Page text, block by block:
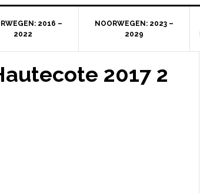
2016 –
2022
NOORWEGEN: 2023 –
2029
2017 2